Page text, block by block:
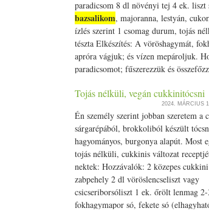
paradicsom 8 dl növényi tej 4 ek. liszt
bazsalikom, majoranna, lestyán,
ízlés szerint 1 csomag durum, tojás
tészta Elkészítés: A vöröshagymát,
apróra vágjuk; és vízen mepároljuk.
paradicsomot; fűszerezzük és
Tojás nélküli, vegán cukkinitócsni
2024. MÁRCIUS
Én személy szerint jobban szeretem a
sárgarépából, brokkoliból készült
hagyományos, burgonya alapút. Most
tojás nélküli, cukkinis változat
nektek: Hozzávalók: 2 közepes
zabpehely 2 dl vöröslencseliszt vagy
csicseriborsóliszt 1 ek. őrölt lenmag
fokhagymapor só, fekete só